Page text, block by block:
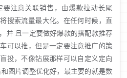
注意关联销售，由爆款拉动长尾
搜索流量最大化。在任何时候，直
并 且一定要做好爆款的搭配款推荐
可以推，但是一定要注意推广的策
投，不像钻展那样可以自定义定向
图片调整优化好，最主要的就是数